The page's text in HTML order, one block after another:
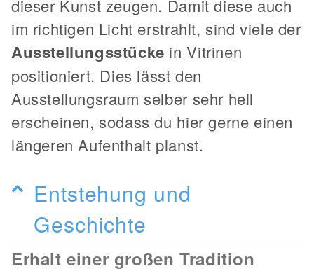
dieser Kunst zeugen. Damit diese auch
im richtigen Licht erstrahlt, sind viele der
Ausstellungsstücke in Vitrinen
positioniert. Dies lässt den
Ausstellungsraum selber sehr hell
erscheinen, sodass du hier gerne einen
längeren Aufenthalt planst.
Entstehung und
Geschichte
Erhalt einer großen Tradition